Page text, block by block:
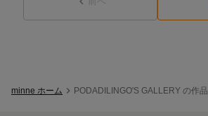
minne ホーム PODADILINGO'S GALLERY の作